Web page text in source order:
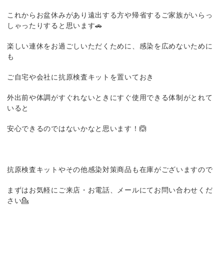
これからお盆休みがあり遠出する方や帰省するご家族がいらっ
しゃったりすると思います🚗
楽しい連休をお過ごしいただくために、感染を広めないために
も
ご自宅や会社に抗原検査キットを置いておき
外出前や体調がすぐれないときにすぐ使用できる体制がとれて
いると
安心できるのではないかなと思います！🙆
抗原検査キットやその他感染対策商品も在庫がございますので
まずはお気軽にご来店・お電話、メールにてお問い合わせくだ
さい💁